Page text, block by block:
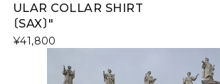
ULAR COLLAR SHIRT
〔SAX〕"
¥41,800